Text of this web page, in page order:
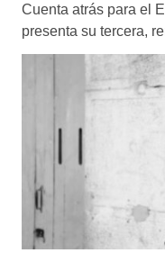
Cuenta atrás para el
presenta su tercera,